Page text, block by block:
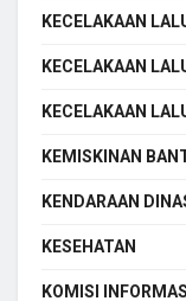
KECELAKAAN
KECELAKAAN
KECELAKAAN
KEMISKINAN
KENDARAAN
KESEHATAN
KOMISI